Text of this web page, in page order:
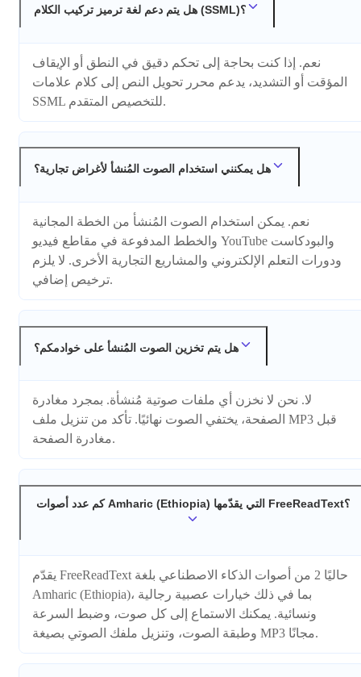
هل يتم دعم لغة ترميز تركيب الكلام (SSML)؟
نعم. إذا كنت بحاجة إلى تحكم دقيق في النطق أو الإيقاف
المؤقت أو التشديد، يدعم محرر تحويل النص إلى كلام علامات
SSML للتخصيص المتقدم.
هل يمكنني استخدام الصوت المُنشأ لأغراض تجارية؟
نعم. يمكن استخدام الصوت المُنشأ من الخطة المجانية
والخطط المدفوعة في مقاطع فيديو YouTube والبودكاست
ودورات التعلم الإلكتروني والمشاريع التجارية الأخرى. لا يلزم
ترخيص إضافي.
هل يتم تخزين الصوت المُنشأ على خوادمكم؟
لا. نحن لا نخزن أي ملفات صوتية مُنشأة. بمجرد مغادرة
الصفحة، يختفي الصوت نهائيًا. تأكد من تنزيل ملف MP3 قبل
مغادرة الصفحة.
كم عدد أصوات Amharic (Ethiopia) التي يقدّمها FreeReadText؟
يقدّم FreeReadText حاليًا 2 من أصوات الذكاء الاصطناعي بلغة
Amharic (Ethiopia)، بما في ذلك خيارات عصبية رجالية
ونسائية. يمكنك الاستماع إلى كل صوت، وضبط السرعة
وطبقة الصوت، وتنزيل ملفك الصوتي بصيغة MP3 مجانًا.